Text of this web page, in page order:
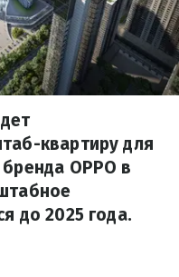
квартиру для
OPPO в
до 2025 года.